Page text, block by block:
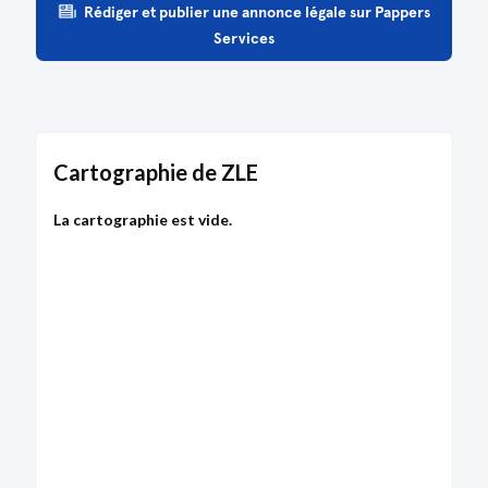
Comptes annuels et rapports
Date de clôture :31/12/2023
Bodacc C n°20240117, annonce n°3359
Rédiger et publier une annonce légale sur Pappers
Services
Cartographie de ZLE
La cartographie est vide.